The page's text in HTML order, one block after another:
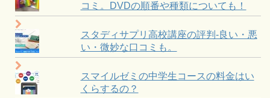
コミ。DVDの順番や種類についても！
スタディサプリ高校講座の評判-良い・悪
い・微妙な口コミも。
スマイルゼミの中学生コースの料金はい
くらするの？